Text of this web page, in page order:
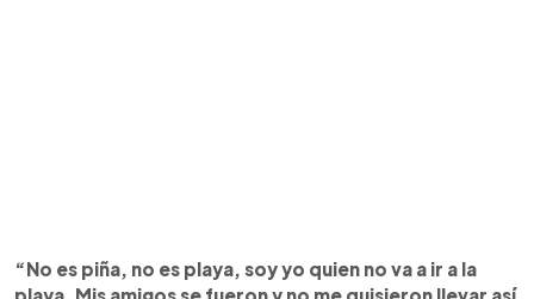
“No es piña, no es playa, soy yo quien no va a ir a la